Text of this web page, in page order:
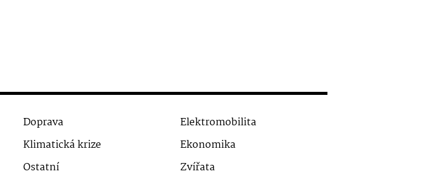
Doprava
Elektromobilita
Klimatická krize
Ekonomika
Ostatní Zvířata